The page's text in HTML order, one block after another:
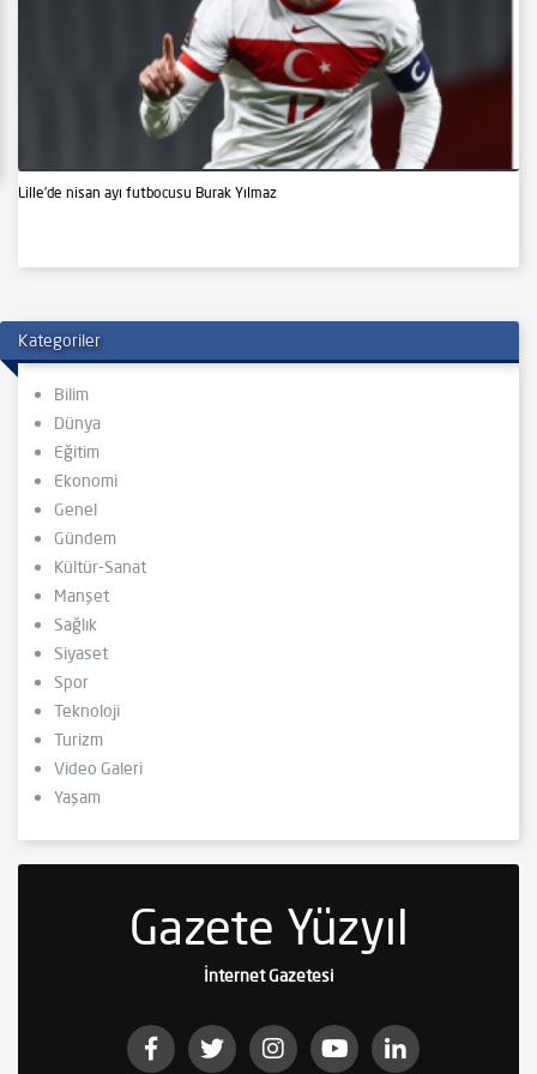
Lille’de nisan ayı futbocusu Burak Yılmaz
Kategoriler
Bilim
Dünya
Eğitim
Ekonomi
Genel
Gündem
Kültür-Sanat
Manşet
Sağlık
Siyaset
Spor
Teknoloji
Turizm
Video Galeri
Yaşam
Gazete Yüzyıl
İnternet Gazetesi